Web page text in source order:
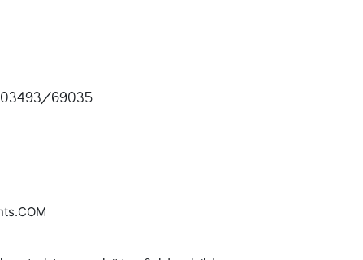
03493/69035